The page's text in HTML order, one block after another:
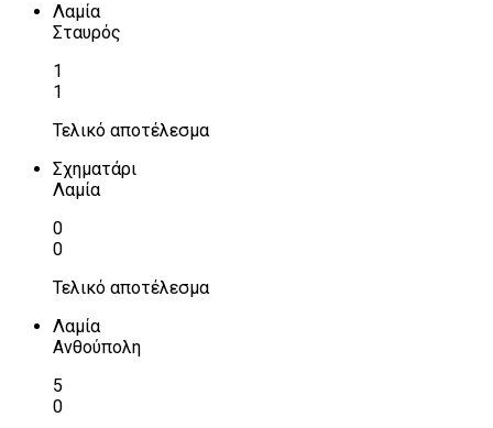
Λαμία
Σταυρός
1
1
Τελικό αποτέλεσμα
Σχηματάρι
Λαμία
0
0
Τελικό αποτέλεσμα
Λαμία
Ανθούπολη
5
0